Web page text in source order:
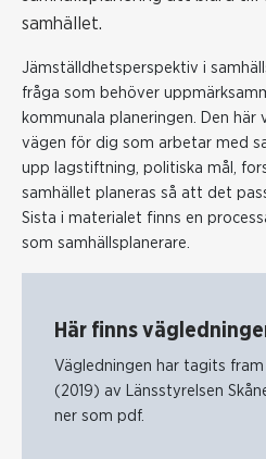
samhället.
Jämställdhetsperspektiv i
fråga som behöver
kommunala planeringen. Den här
vägen för dig som arbetar med
upp lagstiftning, politiska mål,
samhället planeras så att det
Sista i materialet finns en
som samhällsplanerare.
Här finns
Vägledningen har tagits
(2019) av Länsstyrelsen
ner som pdf.